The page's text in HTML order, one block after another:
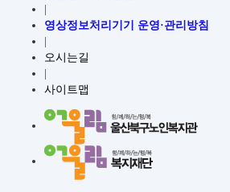
영상정보처리기기 운영·관리방침
오시는길
사이트맵